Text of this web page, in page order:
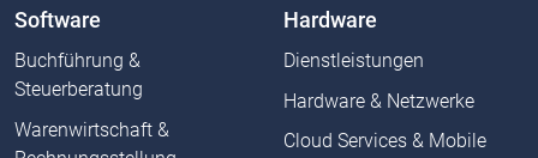
Software
Buchführung &
Steuerberatung
Warenwirtschaft &
Hardware
Dienstleistungen
Hardware & Netzwerke
Cloud Services & Mobile